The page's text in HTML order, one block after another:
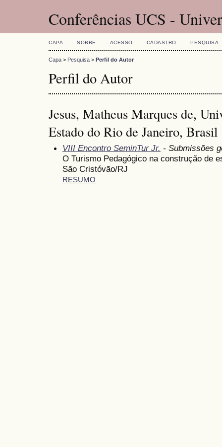
Conferências UCS -
CAPA SOBRE ACESSO CADASTRO PESQUISA
Capa > Pesquisa > Perfil do Autor
Perfil do Autor
Jesus, Matheus Marques de,
Estado do Rio de Janeiro, Brasil
VIII Encontro SeminTur Jr. - Submissões
O Turismo Pedagógico na construção de
São Cristóvão/RJ
RESUMO